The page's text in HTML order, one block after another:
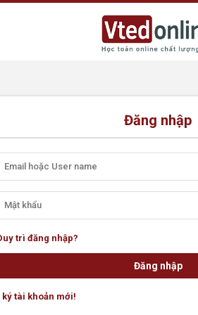
Đăng nhập
trì đăng nhập?
tài khoản mới!